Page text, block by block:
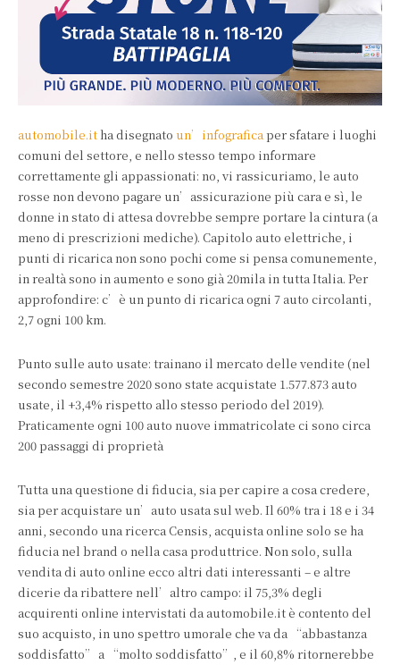
automobile.it ha disegnato un’infograficaper sfatare i luoghi
comuni del settore, e nello stesso tempo informare
correttamente gli appassionati: no, vi rassicuriamo, le auto
rosse non devono pagare un’assicurazione più cara e sì, le
donne in stato di attesa dovrebbe sempre portare la cintura (a
meno di prescrizioni mediche). Capitolo auto elettriche, i
punti di ricarica non sono pochi come si pensa comunemente,
in realtà sono in aumento e sono già 20mila in tutta Italia. Per
approfondire: c’è un punto di ricarica ogni 7 auto circolanti,
2,7 ogni 100 km.
Punto sulle auto usate: trainano il mercato delle vendite (nel
secondo semestre 2020 sono state acquistate 1.577.873 auto
usate, il +3,4% rispetto allo stesso periodo del 2019).
Praticamente ogni 100 auto nuove immatricolate ci sono circa
200 passaggi di proprietà
Tutta una questione di fiducia, sia per capire a cosa credere,
sia per acquistare un’auto usata sul web. Il 60% tra i 18 e i 34
anni, secondo una ricerca Censis, acquista online solo se ha
fiducia nel brand o nella casa produttrice. Non solo, sulla
vendita di auto online ecco altri dati interessanti – e altre
dicerie da ribattere nell’altro campo: il 75,3% degli
acquirenti online intervistati da automobile.it è contento del
suo acquisto, in uno spettro umorale che va da “abbastanza
soddisfatto” a “molto soddisfatto”, e il 60,8% ritornerebbe